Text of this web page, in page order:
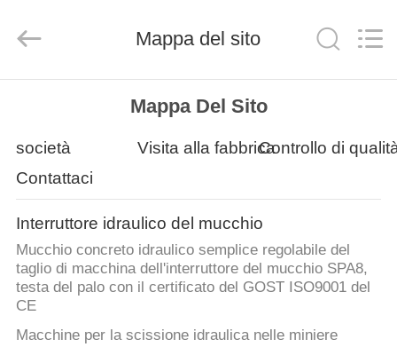
PRODOTTI
MOSTRA
VR
CIRCA
NOI
한국
Polski
Qualità
idraulico
mucchio
fornitore.
Copyright
2010
2026
Beijing
Mappa del sito
Mappa Del Sito
società Visita alla fabbricaControllo di
Contattaci
Interruttore idraulico del mucchio
Mucchio concreto idraulico semplice regolabile del
taglio di macchina dell'interruttore del mucchio SPA8,
testa del palo con il certificato del GOST ISO9001 del
CE
Macchine per la scissione idraulica nelle miniere